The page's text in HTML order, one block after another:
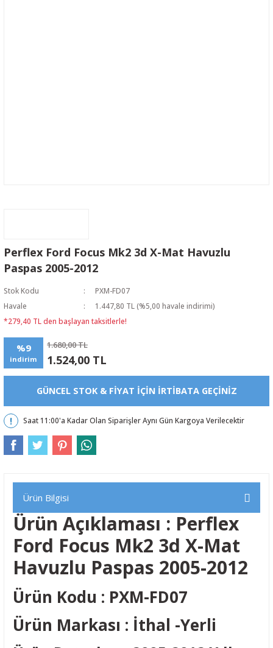
Perflex Ford Focus Mk2 3d X-Mat Havuzlu
Paspas 2005-2012
Stok Kodu
PXM-FD07
Havale
1.447,80 TL (%5,00 havale indirimi)
*279,40 TL den başlayan taksitlerle!
%9
indirim
1.680,00 TL
1.524,00 TL
GÜNCEL STOK & FIYAT IÇIN IRTIBATA GEÇINIZ
Saat 11:00'a Kadar Olan Siparişler Aynı Gün Kargoya Verilecektir
Ürün Bilgisi
Ürün Açıklaması : Perflex
Ford Focus Mk2 3d X-Mat
Havuzlu Paspas 2005-2012
Ürün Kodu : PXM-FD07
Ürün Markası : İthal -Yerli